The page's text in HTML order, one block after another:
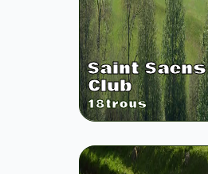
Saint
Club
18trous